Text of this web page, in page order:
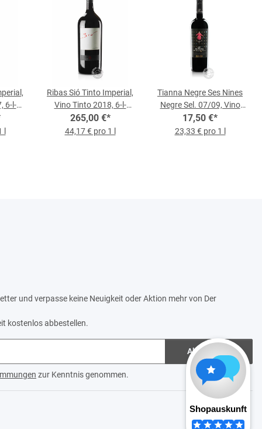
6-l-
Ribas Sió Tinto Imperial,
Vino Tinto 2018, 6-l-
Flasche
265,00 €*
44,17 € pro 1 l
Tianna Negre Ses Nines
Negre Sel. 07/09, Vino
Tinto 2022, 0,75-l-
Flasche
17,50 €*
23,33 € pro 1 l
und verpasse keine Neuigkeit oder Aktion mehr von Der
kostenlos abbestellen.
Abonnieren
zur Kenntnis genommen.